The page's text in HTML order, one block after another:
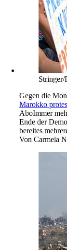
Gegen die
Marokko
AboImmer
Ende der
bereites
Von Carmela